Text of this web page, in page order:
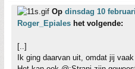
Op dinsdag 10
Roger_Epiales het volgende:
[..]
Ik ging daarvan uit, omdat jij